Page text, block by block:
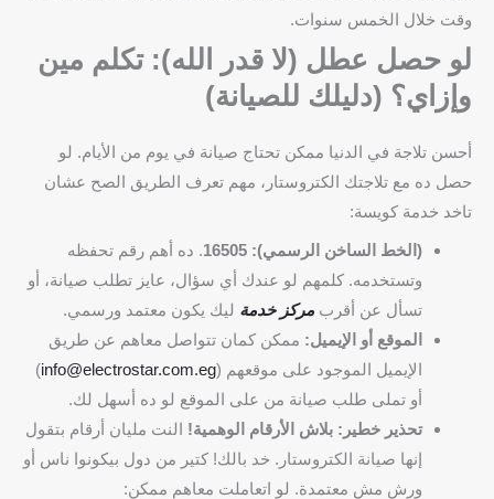
وقت خلال الخمس سنوات.
لو حصل عطل (لا قدر الله): تكلم مين
وإزاي؟ (دليلك للصيانة)
أحسن تلاجة في الدنيا ممكن تحتاج صيانة في يوم من الأيام. لو
حصل ده مع تلاجتك الكتروستار، مهم تعرف الطريق الصح عشان
تاخد خدمة كويسة:
(الخط الساخن الرسمي): 16505
. ده أهم رقم تحفظه
وتستخدمه. كلمهم لو عندك أي سؤال، عايز تطلب صيانة، أو
تسأل عن أقرب مركز خدمة ليك يكون معتمد ورسمي.
الموقع أو الإيميل: ممكن كمان تتواصل معاهم عن طريق
الإيميل الموجود على موقعهم (info@electrostar.com.eg
)
أو تملى طلب صيانة من على الموقع لو ده أسهل لك.
تحذير خطير: بلاش الأرقام الوهمية! النت مليان أرقام بتقول
إنها صيانة الكتروستار. خد بالك! كتير من دول بيكونوا ناس أو
ورش مش معتمدة. لو اتعاملت معاهم ممكن: